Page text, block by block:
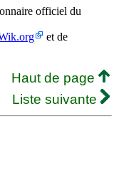
officiel du
et de
Haut de page
Liste suivante